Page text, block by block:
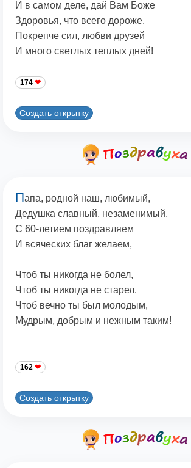
И в самом деле, дай Вам Боже
Здоровья, что всего дороже.
Покрепче сил, любви друзей
И много светлых теплых дней!
174
Создать открытку
Папа, родной наш, любимый,
Дедушка славный, незаменимый,
С 60-летием поздравляем
И всяческих благ желаем,
Чтоб ты никогда не болел,
Чтоб ты никогда не старел.
Чтоб вечно ты был молодым,
Мудрым, добрым и нежным таким!
162
Создать открытку